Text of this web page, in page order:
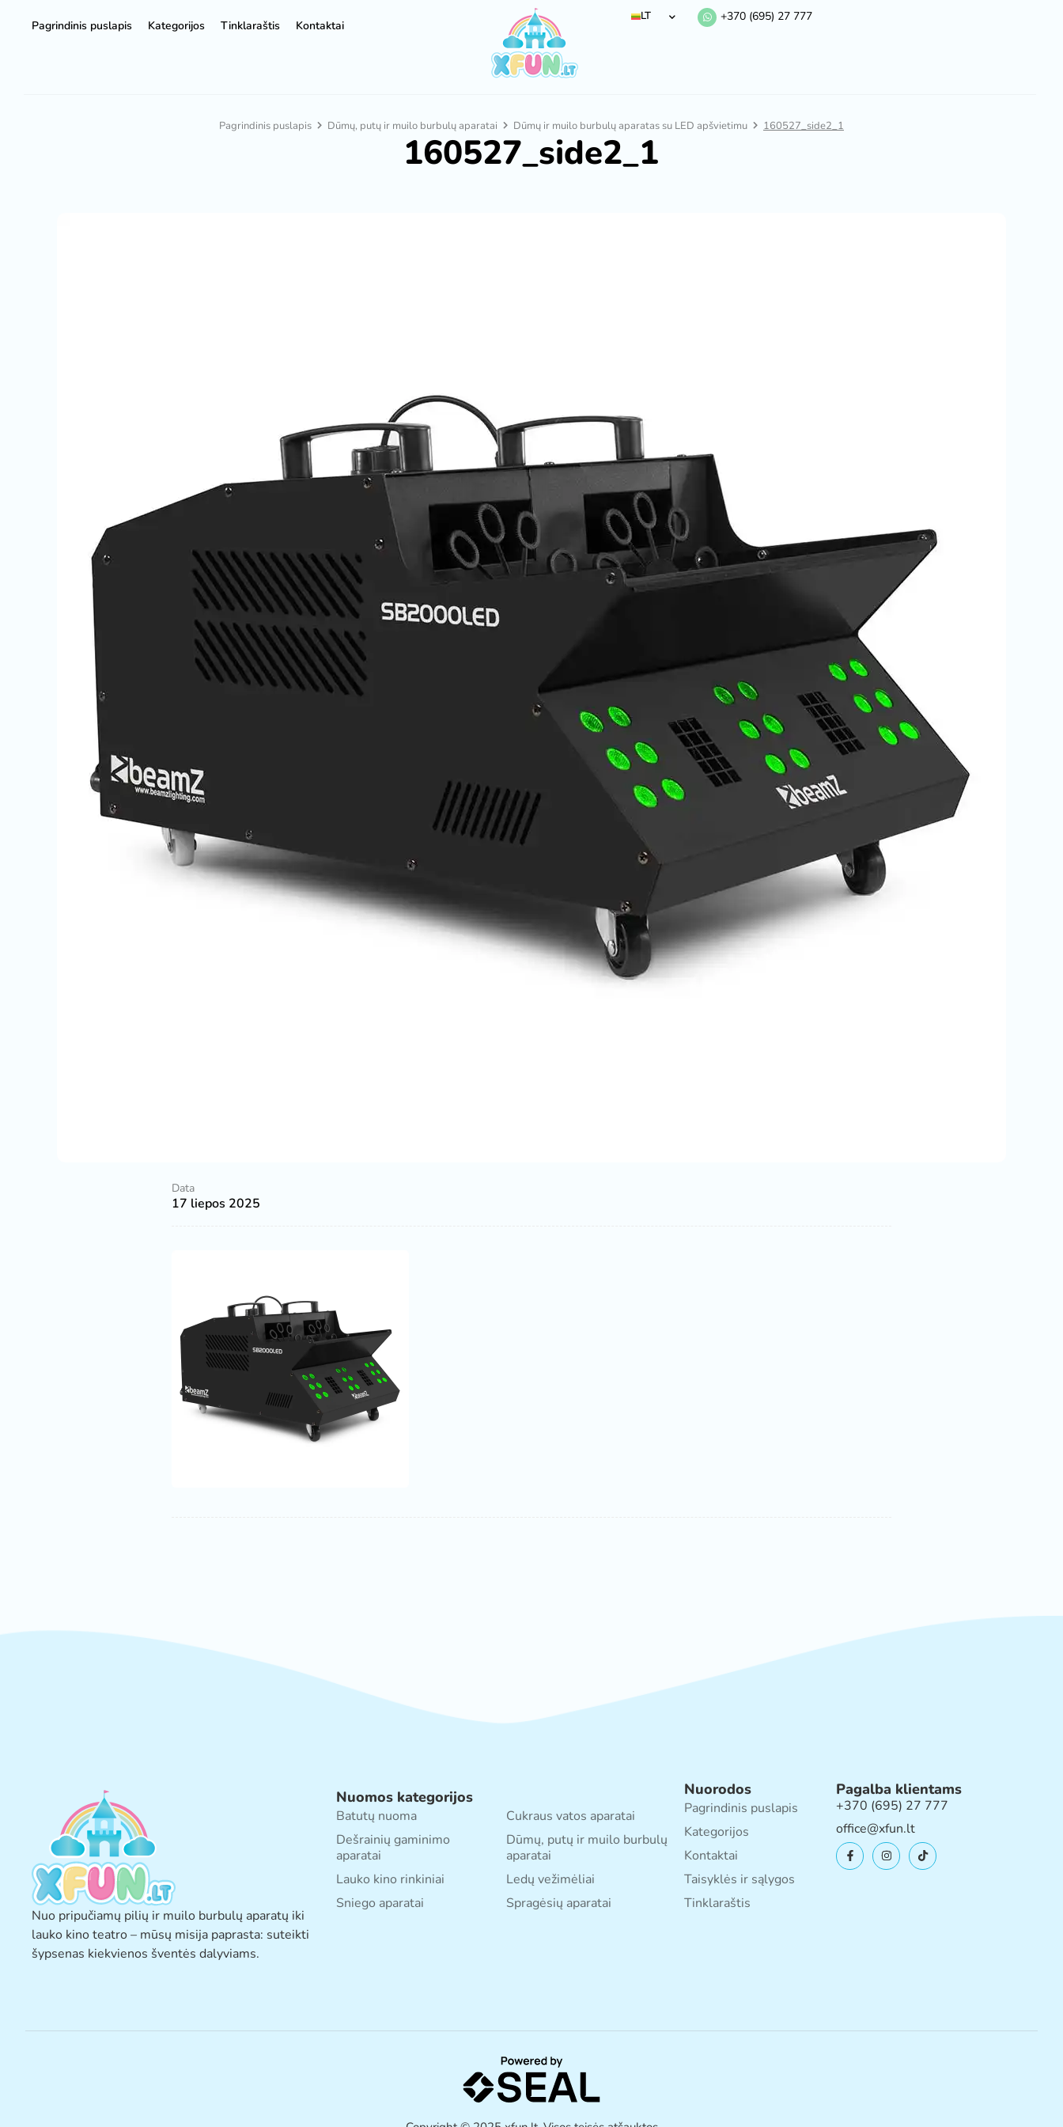
Pagrindinis puslapis Kategorijos Tinklaraštis Kontaktai
LT +370 (695) 27 777
Pagrindinis puslapis Dūmų, putų ir muilo burbulų aparatai Dūmų ir muilo burbulų aparatas su LED apšvietimu 160527_side2_1
160527_side2_1
Data
17 liepos 2025
Nuo pripučiamų pilių ir muilo burbulų aparatų iki
lauko kino teatro – mūsų misija paprasta: suteikti
šypsenas kiekvienos šventės dalyviams.
Nuomos kategorijos
Batutų nuoma
Cukraus vatos aparatai
Dešrainių gaminimo
aparatai
Dūmų, putų ir muilo burbulų
aparatai
Lauko kino rinkiniai
Ledų vežimėliai
Sniego aparatai
Spragėsių aparatai
Nuorodos
Pagrindinis puslapis
Kategorijos
Kontaktai
Taisyklės ir sąlygos
Tinklaraštis
Pagalba klientams
+370 (695) 27 777
office@xfun.lt